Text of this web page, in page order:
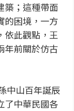
築；這種帶面
的困境，一方
依此觀點，王
年前關於仿古
中山百年誕辰
了中華民國各